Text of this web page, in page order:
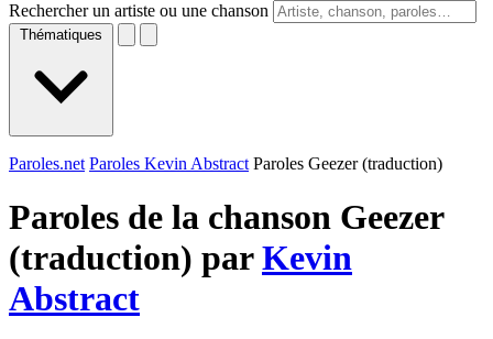
Rechercher un artiste ou une chanson
Thématiques
Paroles.net Paroles Kevin Abstract Paroles Geezer (traduction)
Paroles de la chanson Geezer
(traduction) parKevin
Abstract